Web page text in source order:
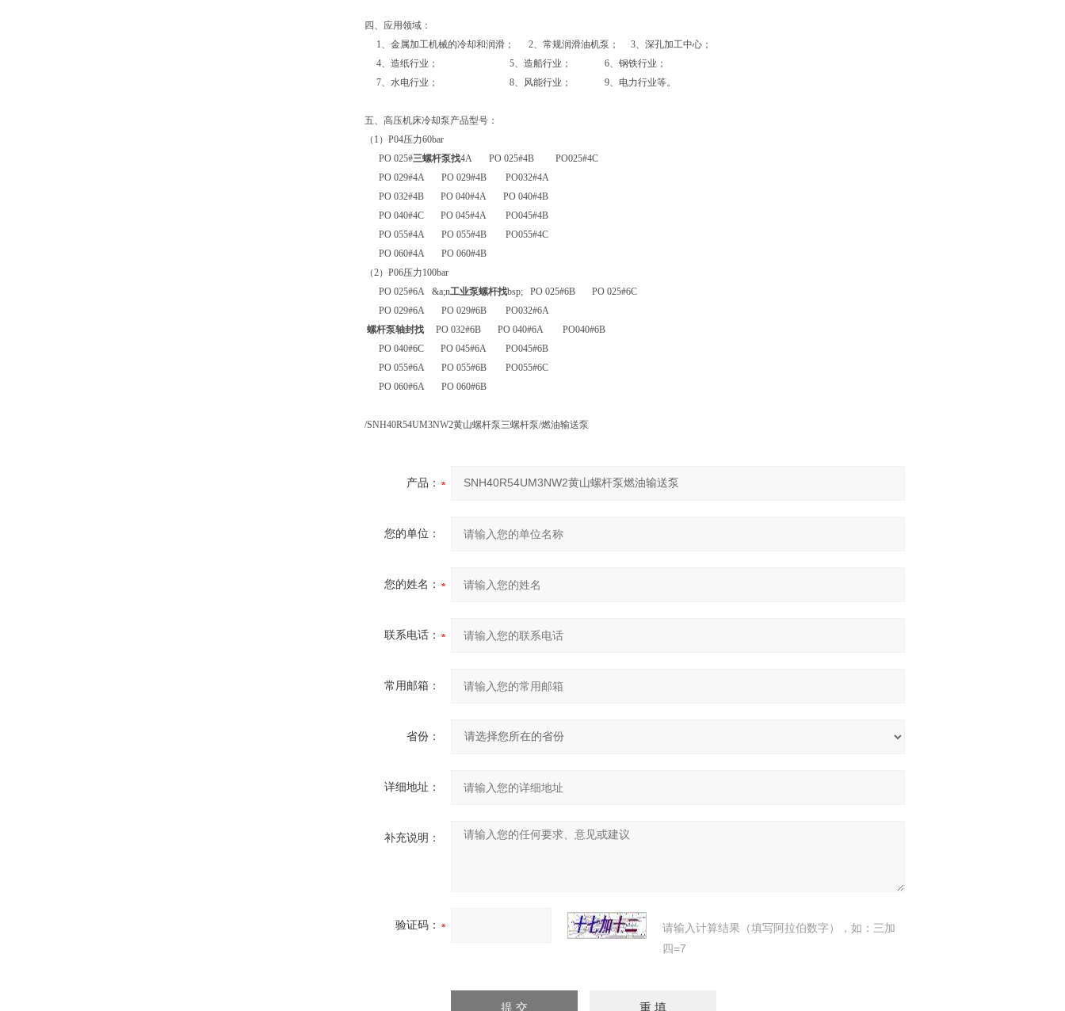
四、应用领域：
1、金属加工机械的冷却和润滑； 2、常规润滑油机泵； 3、深孔加工中心；
4、造纸行业； 5、造船行业； 6、钢铁行业；
7、水电行业； 8、风能行业； 9、电力行业等。
五、高压机床冷却泵产品型号：
（1）P04压力60bar
PO 025#三螺杆泵找4A PO 025#4B PO025#4C
PO 029#4A PO 029#4B PO032#4A
PO 032#4B PO 040#4A PO 040#4B
PO 040#4C PO 045#4A PO045#4B
PO 055#4A PO 055#4B PO055#4C
PO 060#4A PO 060#4B
（2）P06压力100bar
PO 025#6A &a;n工业泵螺杆找bsp; PO 025#6B PO 025#6C
PO 029#6A PO 029#6B PO032#6A
螺杆泵轴封找 PO 032#6B PO 040#6A PO040#6B
PO 040#6C PO 045#6A PO045#6B
PO 055#6A PO 055#6B PO055#6C
PO 060#6A PO 060#6B
/SNH40R54UM3NW2黄山螺杆泵三螺杆泵/燃油输送泵
产品：
您的单位：
您的姓名：
联系电话：
常用邮箱：
省份：
详细地址：
补充说明：
验证码：
请输入计算结果（填写阿拉伯数字），如：三加
四=7